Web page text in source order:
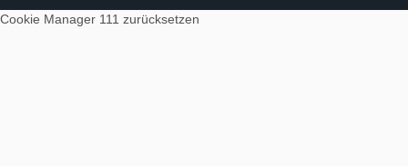
Cookie Manager 111 zurücksetzen